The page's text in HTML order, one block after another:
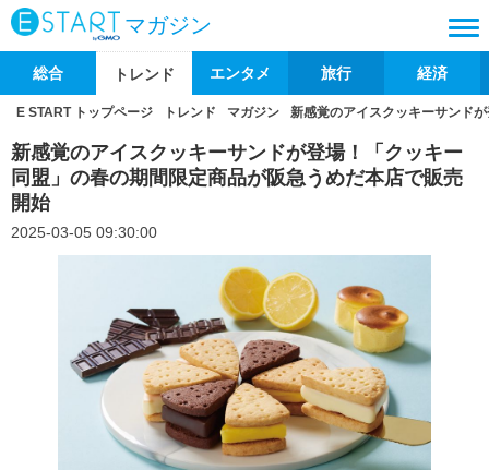
マガジン
総合 トレンド エンタメ 旅行 経済
E START トップページ トレンド マガジン 新感覚のアイスクッキーサンド
新感覚のアイスクッキーサンドが登場！「クッキー
同盟」の春の期間限定商品が阪急うめだ本店で販売
開始
2025-03-05 09:30:00